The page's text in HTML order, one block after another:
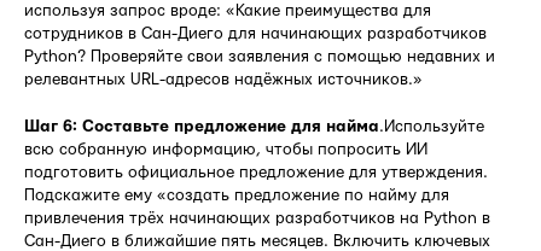
используя запрос вроде: «Какие преимущества для
сотрудников в Сан-Диего для начинающих разработчиков
Python? Проверяйте свои заявления с помощью недавних и
релевантных URL-адресов надёжных источников.»
Шаг 6: Составьте предложение для найма.Используйте
всю собранную информацию, чтобы попросить ИИ
подготовить официальное предложение для утверждения.
Подскажите ему «создать предложение по найму для
привлечения трёх начинающих разработчиков на Python в
Сан-Диего в ближайшие пять месяцев. Включить ключевых